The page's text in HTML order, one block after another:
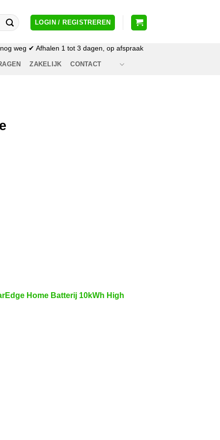
LOGIN / REGISTREREN
weg ✔ Afhalen 1 tot 3 dagen, op afspraak
ZAKELIJK CONTACT
Home Batterij 10kWh High